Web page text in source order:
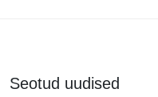
Seotud uudised